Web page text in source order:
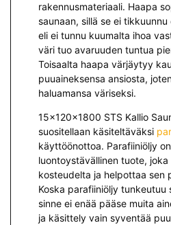
rakennusmateriaali. Haapa
saunaan, sillä se ei
eli ei tunnu kuumalta ihoa
väri tuo avaruuden tuntua
Toisaalta haapa värjäytyy
puuaineksensa ansiosta,
haluamansa väriseksi.
15x120x1800 STS Kallio
suositellaan käsiteltäväksi
käyttöönottoa. Parafiiniöljy
luontoystävällinen tuote,
kosteudelta ja helpottaa sen
Koska parafiiniöljy tunkeutuu
sinne ei enää pääse muita
ja käsittely vain syventää